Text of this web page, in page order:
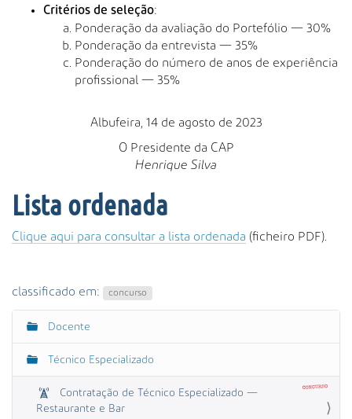
Critérios de seleção:
Ponderação da avaliação do Portefólio — 30%
Ponderação da entrevista — 35%
Ponderação do número de anos de experiência
profissional — 35%
Albufeira, 14 de agosto de 2023
O Presidente da CAP
Henrique Silva
Lista ordenada
Clique aqui para consultar a lista ordenada (ficheiro PDF).
classificado em: concurso
N
Docente
Técnico Especializado
Contratação de Técnico Especializado —
Restaurante e Bar